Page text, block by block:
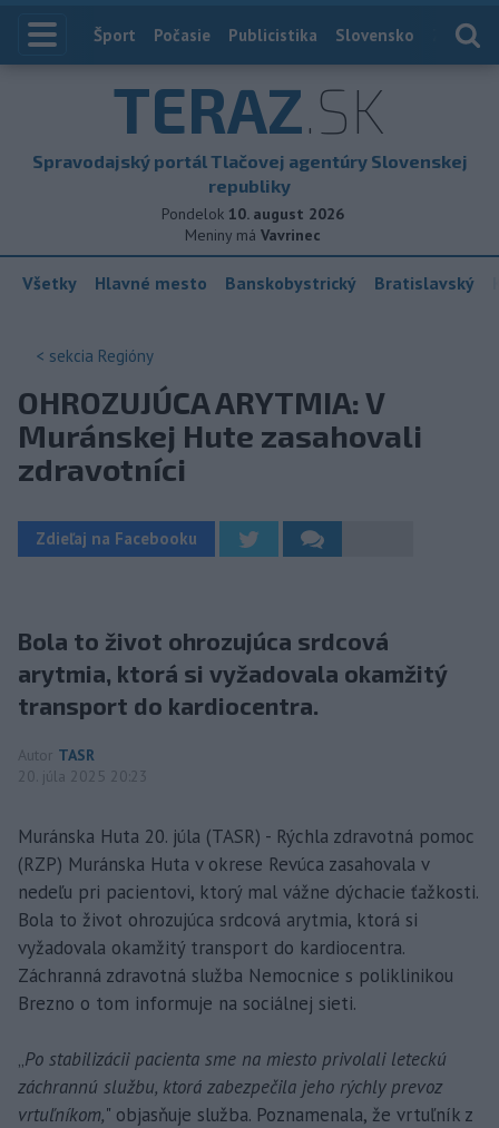
Index
Šport Počasie Publicistika Slovensko
TERAZ.SK
Spravodajský portál Tlačovej agentúry Slovenskej
republiky
Pondelok 10. august 2026
Meniny má Vavrinec
Všetky Hlavné mesto Banskobystrický Bratislavský
< sekcia Regióny
OHROZUJÚCA ARYTMIA: V
Muránskej Hute zasahovali
zdravotníci
Zdieľaj na Facebooku
Bola to život ohrozujúca srdcová
arytmia, ktorá si vyžadovala okamžitý
transport do kardiocentra.
Autor TASR
20. júla 2025 20:23
Muránska Huta 20. júla (TASR) - Rýchla zdravotná pomoc
(RZP) Muránska Huta v okrese Revúca zasahovala v
nedeľu pri pacientovi, ktorý mal vážne dýchacie ťažkosti.
Bola to život ohrozujúca srdcová arytmia, ktorá si
vyžadovala okamžitý transport do kardiocentra.
Záchranná zdravotná služba Nemocnice s poliklinikou
Brezno o tom informuje na sociálnej sieti.
„Po stabilizácii pacienta sme na miesto privolali leteckú
záchrannú službu, ktorá zabezpečila jeho rýchly prevoz
vrtuľníkom," objasňuje služba. Poznamenala, že vrtuľník z